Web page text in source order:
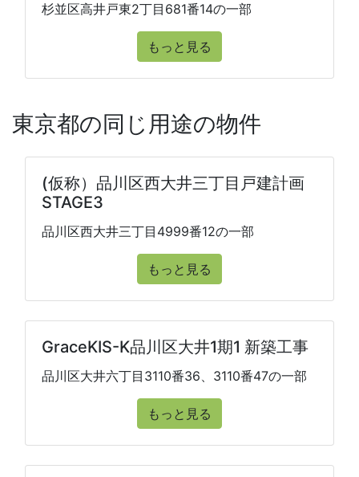
杉並区高井戸東2丁目681番14の一部
もっと見る
東京都の同じ用途の物件
(仮称）品川区西大井三丁目戸建計画
STAGE3
品川区西大井三丁目4999番12の一部
もっと見る
GraceKIS-K品川区大井1期1 新築工事
品川区大井六丁目3110番36、3110番47の一部
もっと見る